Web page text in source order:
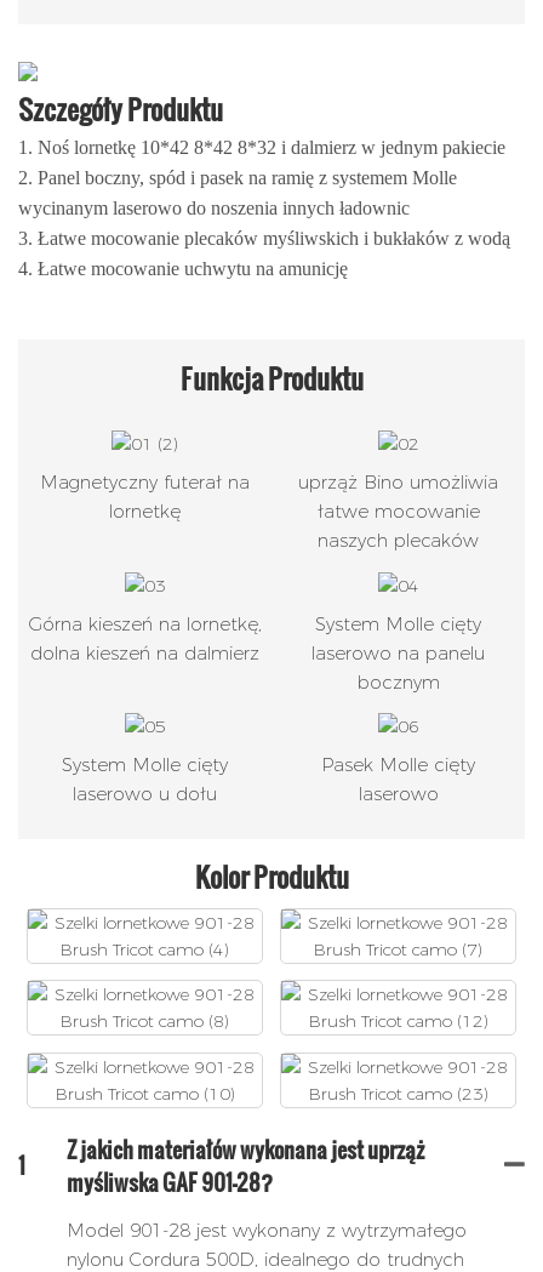
Szczegóły Produktu
1. Noś lornetkę 10*42 8*42 8*32 i dalmierz w jednym pakiecie
2. Panel boczny, spód i pasek na ramię z systemem Molle
wycinanym laserowo do noszenia innych ładownic
3. Łatwe mocowanie plecaków myśliwskich i bukłaków z wodą
4. Łatwe mocowanie uchwytu na amunicję
FunkcjaProduktu
Magnetyczny futerał na
lornetkę
uprząż Bino umożliwia
łatwe mocowanie
naszych plecaków
Górna kieszeń na lornetkę,
dolna kieszeń na dalmierz
System Molle cięty
laserowo na panelu
bocznym
System Molle cięty
laserowo u dołu
Pasek Molle cięty
laserowo
Kolor Produktu
1
Z jakich materiałów wykonana jest uprząż
myśliwska GAF 901-28?
Model 901-28 jest wykonany z wytrzymałego
nylonu Cordura 500D, idealnego do trudnych